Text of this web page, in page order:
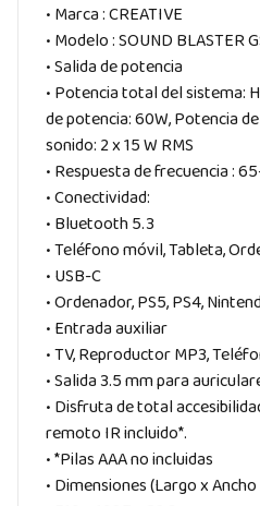
• Marca : CREATIVE
• Modelo : SOUND BLASTER
• Salida de potencia
• Potencia total del sistema:
de potencia: 60W, Potencia
sonido: 2 x 15 W RMS
• Respuesta de frecuencia :
• Conectividad:
• Bluetooth 5.3
• Teléfono móvil, Tableta,
• USB-C
• Ordenador, PS5, PS4,
• Entrada auxiliar
• TV, Reproductor MP3,
• Salida 3.5 mm para
• Disfruta de total
remoto IR incluido*.
• *Pilas AAA no incluidas
• Dimensiones (Largo x